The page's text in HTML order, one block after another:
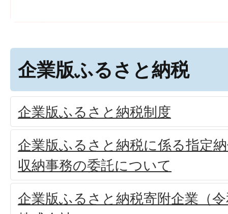
企業版ふるさと納税
企業版ふるさと納税制度
企業版ふるさと納税に係る指定
収納事務の委託について
企業版ふるさと納税寄附企業（